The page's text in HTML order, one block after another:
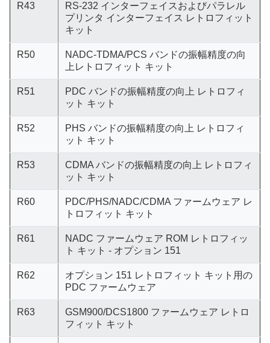
R43
RS-232 インターフェイスおよびパラレル
プリンタ インターフェイス レトロフィット
キット
R50
NADC-TDMA/PCS バンドの振幅精度の向
上レトロフィット キット
R51
PDC バンドの振幅精度の向上 レトロフィ
ット キット
R52
PHS バンドの振幅精度の向上 レトロフィ
ット キット
R53
CDMA バンドの振幅精度の向上 レトロフィ
ット キット
R60
PDC/PHS/NADC/CDMA ファームウェア レ
トロフィット キット
R61
NADC ファームウェア ROM レトロフィッ
ト キット - オプション 151
R62
オプション 151 レトロフィット キット用の
PDC ファームウェア
R63
GSM900/DCS1800 ファームウェア レトロ
フィット キット